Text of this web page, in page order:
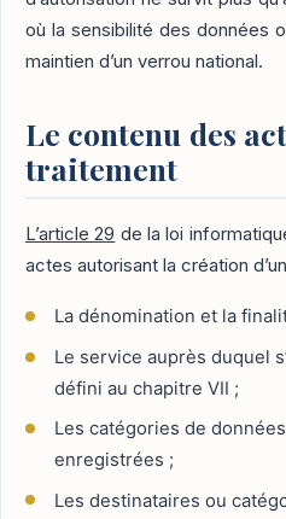
où la sensibilité des données
maintien d’un verrou national.
Le contenu des
traitement
L’article 29 de la loi
actes autorisant la création
La dénomination et la
Le service auprès duquel
défini au chapitre VII ;
Les catégories de
enregistrées ;
Les destinataires ou